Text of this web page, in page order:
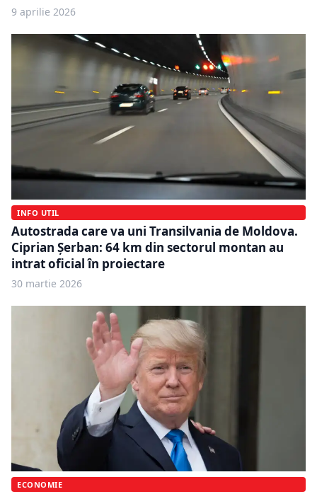
9 aprilie 2026
INFO UTIL
Autostrada care va uni Transilvania de Moldova.
Ciprian Șerban: 64 km din sectorul montan au
intrat oficial în proiectare
30 martie 2026
ECONOMIE